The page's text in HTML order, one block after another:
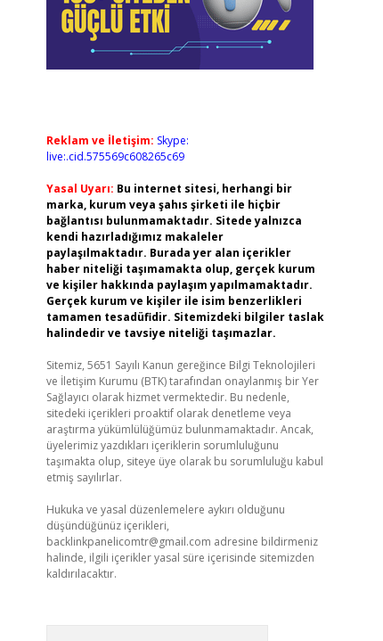
Reklam ve İletişim: Skype:
live:.cid.575569c608265c69
Yasal Uyarı: Bu internet sitesi, herhangi bir
marka, kurum veya şahıs şirketi ile hiçbir
bağlantısı bulunmamaktadır. Sitede yalnızca
kendi hazırladığımız makaleler
paylaşılmaktadır. Burada yer alan içerikler
haber niteliği taşımamakta olup, gerçek kurum
ve kişiler hakkında paylaşım yapılmamaktadır.
Gerçek kurum ve kişiler ile isim benzerlikleri
tamamen tesadüfidir. Sitemizdeki bilgiler taslak
halindedir ve tavsiye niteliği taşımazlar.
Sitemiz, 5651 Sayılı Kanun gereğince Bilgi Teknolojileri
ve İletişim Kurumu (BTK) tarafından onaylanmış bir Yer
Sağlayıcı olarak hizmet vermektedir. Bu nedenle,
sitedeki içerikleri proaktif olarak denetleme veya
araştırma yükümlülüğümüz bulunmamaktadır. Ancak,
üyelerimiz yazdıkları içeriklerin sorumluluğunu
taşımakta olup, siteye üye olarak bu sorumluluğu kabul
etmiş sayılırlar.
Hukuka ve yasal düzenlemelere aykırı olduğunu
düşündüğünüz içerikleri,
backlinkpanelicomtr@gmail.com adresine bildirmeniz
halinde, ilgili içerikler yasal süre içerisinde sitemizden
kaldırılacaktır.